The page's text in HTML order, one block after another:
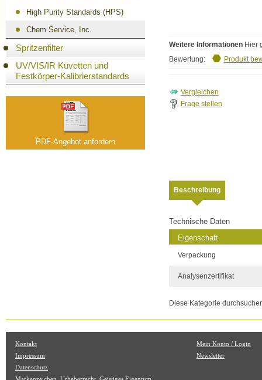
High Purity Standards (HPS)
Chem Service, Inc.
Spritzenfilter
UV/VIS/IR Küvetten und
Festkörper-Kalibrierstandards
PDF-Angebot anfordern
Weitere Informationen Hier
Bewertung:
Produkt
Frage stellen
Beschreibung
Technische Daten
Eigenschaft
Verpackung
Analysenzertifikat
Diese Kategorie
Kontakt
Impressum
Datenschutz
Markenzeichen, Urheberrecht, Geistiges Eigentum
Mein Konto / Login
Newsletter